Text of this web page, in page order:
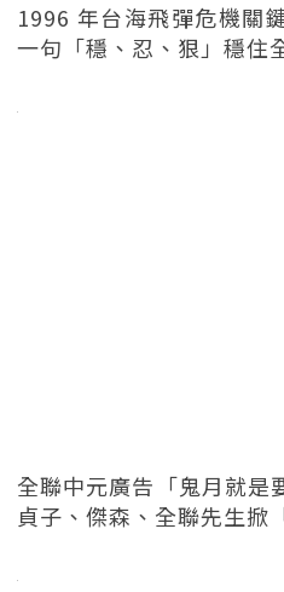
1996 年台海飛彈危機關
一句「穩、忍、狠」穩住
全聯中元廣告「鬼月就是
貞子、傑森、全聯先生掀